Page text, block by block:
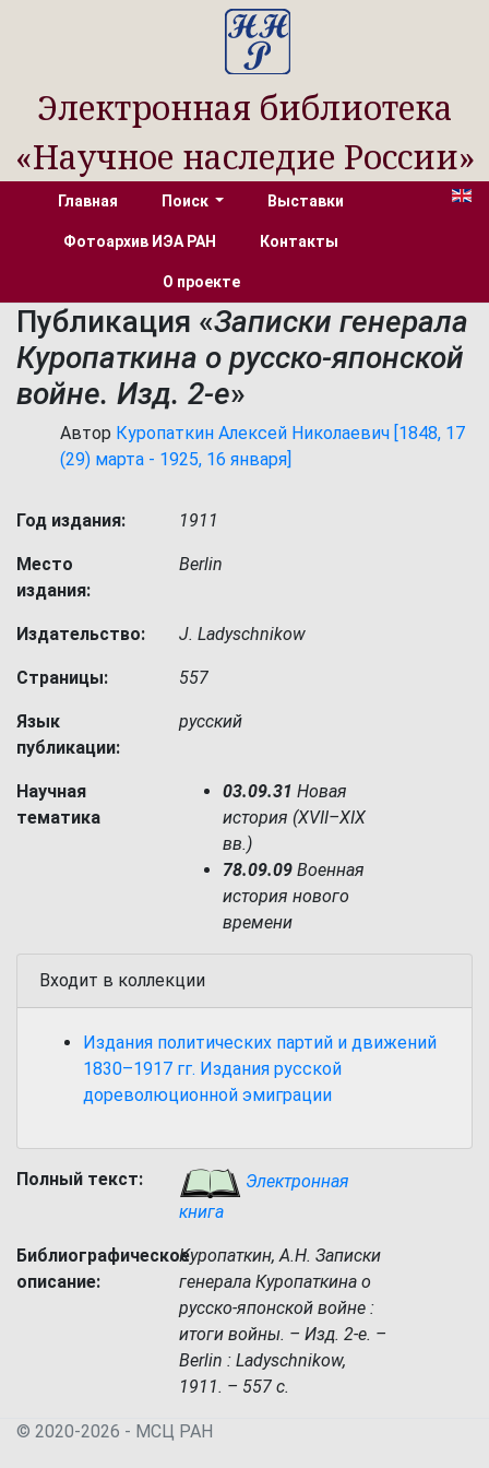
Электронная библиотека
«Научное наследие России»
Главная Поиск Выставки
Фотоархив ИЭА РАН Контакты
О проекте
Публикация «Записки генерала
Куропаткина о русско-японской
войне. Изд. 2-е»
Автор Куропаткин Алексей Николаевич [1848, 17
(29) марта - 1925, 16 января]
Год издания: 1911
Место
издания:
Berlin
Издательство: J. Ladyschnikow
Страницы: 557
Язык
публикации:
русский
Научная
тематика
03.09.31 Новая
история (XVII–XIX
вв.)
78.09.09 Военная
история нового
времени
Входит в коллекции
Издания политических партий и движений
1830–1917 гг. Издания русской
дореволюционной эмиграции
Полный текст:
Электронная
книга
Библиографическое
описание:
Куропаткин, А.Н. Записки
генерала Куропаткина о
русско-японской войне :
итоги войны. – Изд. 2-е. –
Berlin : Ladyschnikow,
1911. – 557 с.
© 2020-2026 - МСЦ РАН